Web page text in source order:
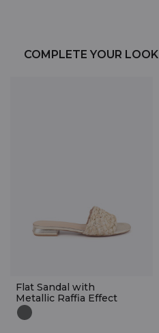
COMPLETE YOUR LOOK
Flat Sandal with
Metallic Raffia Effect